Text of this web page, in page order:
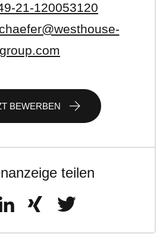
21-120053120
group.com
BEWERBEN
teilen